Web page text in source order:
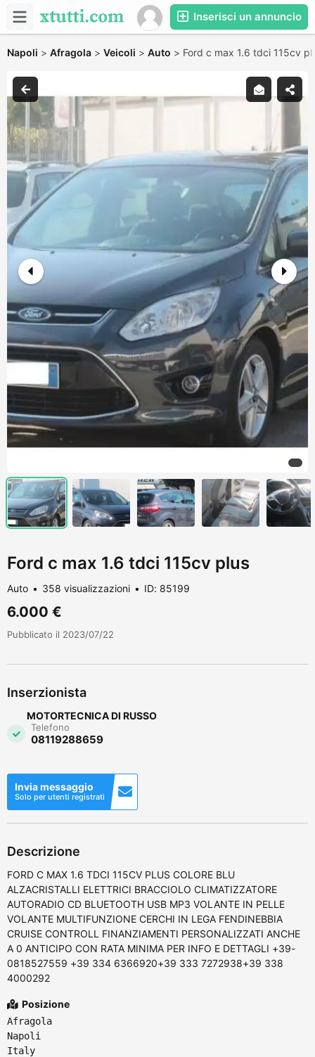
Inserisci un annuncio
Napoli > Afragola > Veicoli > Auto > Ford c max 1.6 tdci 115cv
Ford c max 1.6 tdci 115cv plus
Auto 358 visualizzazioni ID: 85199
6.000 €
Pubblicato il 2023/07/22
Inserzionista
MOTORTECNICA DI RUSSO
Telefono
08119288659
Invia messaggio
Solo per utenti registrati
Descrizione
FORD C MAX 1.6 TDCI 115CV PLUS COLORE BLU
ALZACRISTALLI ELETTRICI BRACCIOLO CLIMATIZZATORE
AUTORADIO CD BLUETOOTH USB MP3 VOLANTE IN PELLE
VOLANTE MULTIFUNZIONE CERCHI IN LEGA FENDINEBBIA
CRUISE CONTROLL FINANZIAMENTI PERSONALIZZATI ANCHE
A 0 ANTICIPO CON RATA MINIMA PER INFO E DETTAGLI +39-
0818527559 +39 334 6366920+39 333 7272938+39 338
4000292
Posizione
Afragola
Napoli
Italy